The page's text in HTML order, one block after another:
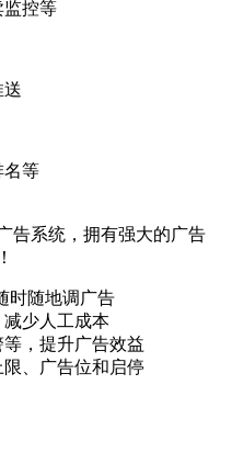
监控等
送
名等
告系统，拥有强大的广告
时随地调广告
少人工成本
，提升广告效益
、广告位和启停